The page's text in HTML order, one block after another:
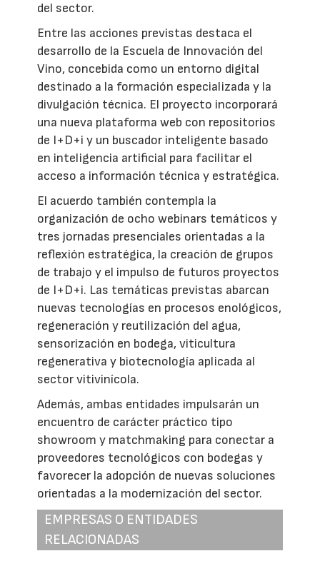
del sector.
Entre las acciones previstas destaca el
desarrollo de la Escuela de Innovación del
Vino, concebida como un entorno digital
destinado a la formación especializada y la
divulgación técnica. El proyecto incorporará
una nueva plataforma web con repositorios
de I+D+i y un buscador inteligente basado
en inteligencia artificial para facilitar el
acceso a información técnica y estratégica.
El acuerdo también contempla la
organización de ocho webinars temáticos y
tres jornadas presenciales orientadas a la
reflexión estratégica, la creación de grupos
de trabajo y el impulso de futuros proyectos
de I+D+i. Las temáticas previstas abarcan
nuevas tecnologías en procesos enológicos,
regeneración y reutilización del agua,
sensorización en bodega, viticultura
regenerativa y biotecnología aplicada al
sector vitivinícola.
Además, ambas entidades impulsarán un
encuentro de carácter práctico tipo
showroom y matchmaking para conectar a
proveedores tecnológicos con bodegas y
favorecer la adopción de nuevas soluciones
orientadas a la modernización del sector.
EMPRESAS O ENTIDADES
RELACIONADAS